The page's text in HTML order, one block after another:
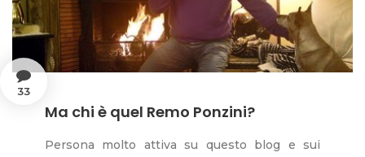
33
Ma chi è quel Remo Ponzini?
Persona molto attiva su questo blog e sui